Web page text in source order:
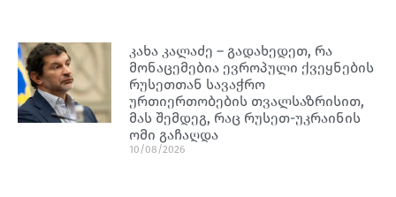
კახა კალაძე – გადახედეთ, რა
მონაცემებია ევროპული ქვეყნების
რუსეთთან სავაჭრო
ურთიერთობების თვალსაზრისით,
მას შემდეგ, რაც რუსეთ-უკრაინის
ომი გაჩაღდა
10/08/2026